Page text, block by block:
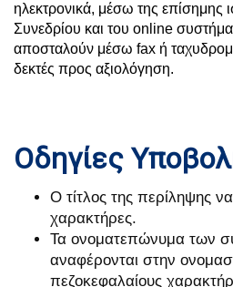
ηλεκτρονικά, μέσω της επίσημης
Συνεδρίου και του online
αποσταλούν μέσω fax ή
δεκτές προς αξιολόγηση.
Οδηγίες
Ο τίτλος της περίληψης
χαρακτήρες.
Τα ονοματεπώνυμα των
αναφέρονται στην
πεζοκεφαλαίους